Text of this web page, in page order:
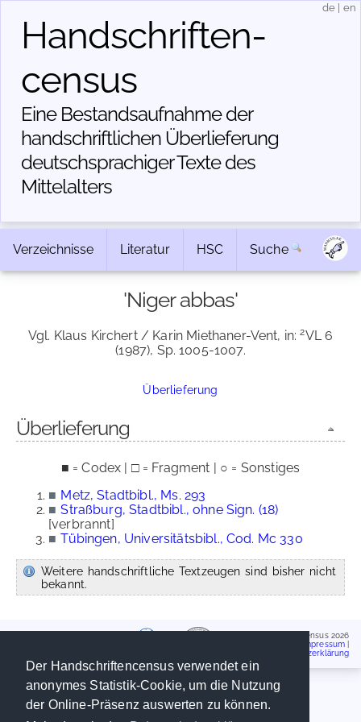
Der Handschriftencensus verwendet ein
anonymes Statistik-Cookie, um die Nutzung
der Online-Präsenz auswerten zu können.
Handschriften­
census
Eine Bestandsaufnahme der
handschriftlichen Über­lieferung
deutschsprachiger Texte des
Mittelalters
de en
Verzeichnisse Literatur HSC Suche
'Niger abbas'
Vgl. Klaus Kirchert / Karin Miethaner-Vent, in:2VL 6
(1987), Sp. 1005-1007.
Überlieferung
Überlieferung
■ = Codex | □ = Fragment | ○ = Sonstiges
■ Metz, Stadtbibl., Ms. 293
■ Straßburg, Stadtbibl., ohne Sign. (18)
[verbrannt]
■ Tübingen, Universitätsbibl., Cod. Mc 330
Weitere handschriftliche Textzeugen sind bisher nicht
bekannt.
Handschriftencensus 2026
Impressum
Datenschutzerklärung